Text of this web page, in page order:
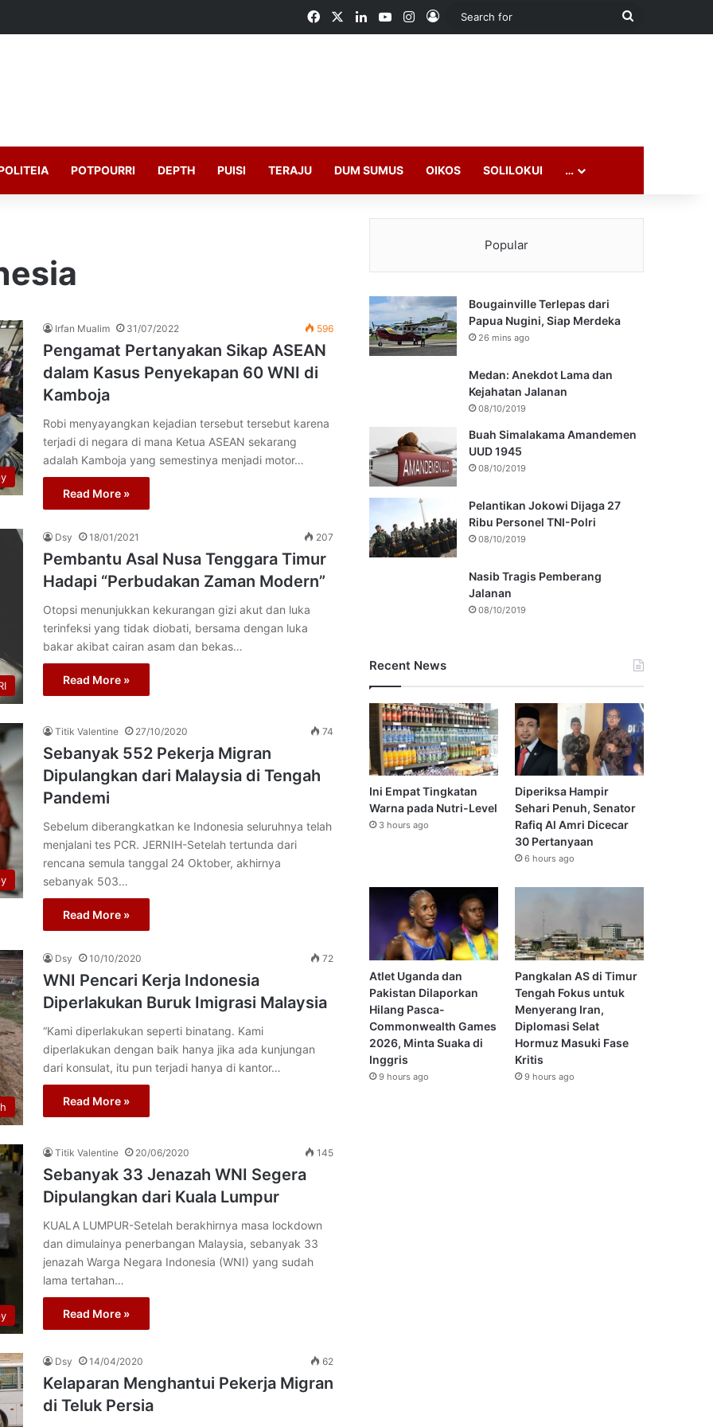
FacebookLinkedInYouTubeInstagram
Log In
Search
POTPOURRI DEPTH PUISI TERAJU DUM SUMUS OIKOS SOLILOKUI …
Irfan Mualim 31/07/2022 596
Pengamat Pertanyakan Sikap ASEAN
dalam Kasus Penyekapan 60 WNI di
Kamboja
Robi menyayangkan kejadian tersebut tersebut karena
terjadi di negara di mana Ketua ASEAN sekarang
adalah Kamboja yang semestinya menjadi motor…
Read More »
Dsy 18/01/2021 207
Pembantu Asal Nusa Tenggara Timur
Hadapi “Perbudakan Zaman Modern”
Otopsi menunjukkan kekurangan gizi akut dan luka
terinfeksi yang tidak diobati, bersama dengan luka
bakar akibat cairan asam dan bekas…
Read More »
Titik Valentine 27/10/2020 74
Sebanyak 552 Pekerja Migran
Dipulangkan dari Malaysia di Tengah
Pandemi
Sebelum diberangkatkan ke Indonesia seluruhnya telah
menjalani tes PCR. JERNIH-Setelah tertunda dari
rencana semula tanggal 24 Oktober, akhirnya
sebanyak 503…
Read More »
Dsy 10/10/2020 72
WNI Pencari Kerja Indonesia
Diperlakukan Buruk Imigrasi Malaysia
“Kami diperlakukan seperti binatang. Kami
diperlakukan dengan baik hanya jika ada kunjungan
dari konsulat, itu pun terjadi hanya di kantor…
Read More »
Titik Valentine 20/06/2020 145
Sebanyak 33 Jenazah WNI Segera
Dipulangkan dari Kuala Lumpur
KUALA LUMPUR-Setelah berakhirnya masa lockdown
dan dimulainya penerbangan Malaysia, sebanyak 33
jenazah Warga Negara Indonesia (WNI) yang sudah
lama tertahan…
Read More »
Dsy 14/04/2020 62
Kelaparan Menghantui Pekerja Migran
di Teluk Persia
Popular
Bougainville Terlepas dari
Papua Nugini, Siap Merdeka
26 mins ago
Medan: Anekdot Lama dan
Kejahatan Jalanan
08/10/2019
Buah Simalakama Amandemen
UUD 1945
08/10/2019
Pelantikan Jokowi Dijaga 27
Ribu Personel TNI-Polri
08/10/2019
Nasib Tragis Pemberang
Jalanan
08/10/2019
Recent News
Ini Empat Tingkatan
Warna pada Nutri-Level
3 hours ago
Diperiksa Hampir
Sehari Penuh, Senator
Rafiq Al Amri Dicecar
30 Pertanyaan
6 hours ago
Atlet Uganda dan
Pakistan Dilaporkan
Hilang Pasca-
Commonwealth Games
2026, Minta Suaka di
Inggris
9 hours ago
Pangkalan AS di Timur
Tengah Fokus untuk
Menyerang Iran,
Diplomasi Selat
Hormuz Masuki Fase
Kritis
9 hours ago